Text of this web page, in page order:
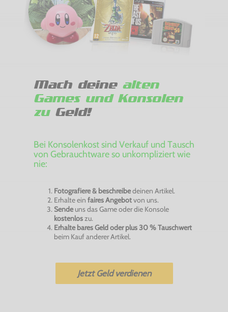
Mach deine alten
Games und Konsolen
zuGeld!
Bei Konsolenkost sind Verkauf und Tausch
von Gebrauchtware so unkompliziert wie
nie:
Fotografiere & beschreibedeinen Artikel.
Erhalte ein faires Angebotvon uns.
Sendeuns das Game oder die Konsole
kostenloszu.
Erhalte bares Geld oder plus 30 % Tauschwert
beim Kauf anderer Artikel.
Jetzt Geld verdienen